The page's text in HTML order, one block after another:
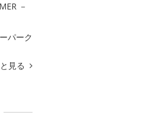
－
パーク
見る